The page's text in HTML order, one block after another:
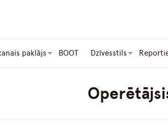
paklājs BOOT Dzīvesstils